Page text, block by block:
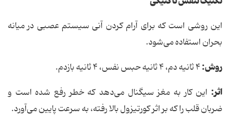
این روشی است که برای آرام کردن آنی سیستم عصبی در میانه
بحران استفاده می‌شود.
روش:
اثر: این کار به مغز سیگنال می‌دهد که خطر رفع شده است و
ضربان قلب را که بر اثر کورتیزول بالا رفته، به سرعت پایین می‌آورد.